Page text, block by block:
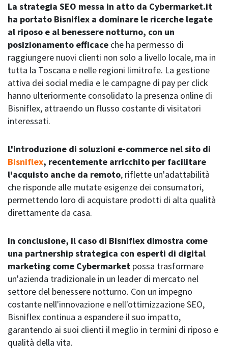
La strategia SEO messa in atto da Cybermarket.it
ha portato Bisniflex a dominare le ricerche legate
al riposo e al benessere notturno, con un
posizionamento efficace che ha permesso di
raggiungere nuovi clienti non solo a livello locale, ma in
tutta la Toscana e nelle regioni limitrofe. La gestione
attiva dei social media e le campagne di pay per click
hanno ulteriormente consolidato la presenza online di
Bisniflex, attraendo un flusso costante di visitatori
interessati.
L'introduzione di soluzioni e-commerce nel sito di
Bisniflex, recentemente arricchito per facilitare
l'acquisto anche da remoto, riflette un'adattabilità
che risponde alle mutate esigenze dei consumatori,
permettendo loro di acquistare prodotti di alta qualità
direttamente da casa.
In conclusione, il caso di Bisniflex dimostra come
una partnership strategica con esperti di digital
marketing come Cybermarket possa trasformare
un'azienda tradizionale in un leader di mercato nel
settore del benessere notturno. Con un impegno
costante nell'innovazione e nell'ottimizzazione SEO,
Bisniflex continua a espandere il suo impatto,
garantendo ai suoi clienti il meglio in termini di riposo e
qualità della vita.